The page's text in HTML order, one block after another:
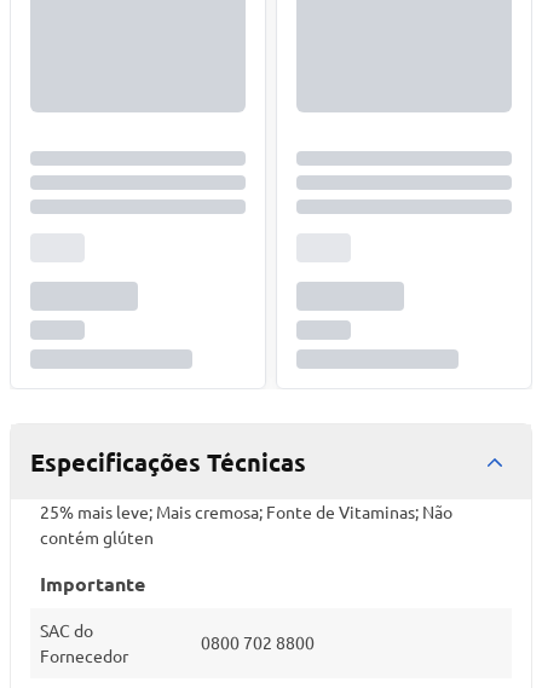
Especificações Técnicas
25% mais leve; Mais cremosa; Fonte de Vitaminas; Não
contém glúten
Importante
SAC do
Fornecedor
0800 702 8800